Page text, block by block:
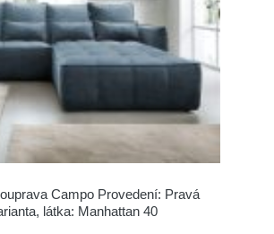
Campo Provedení: Pravá
látka: Manhattan 40